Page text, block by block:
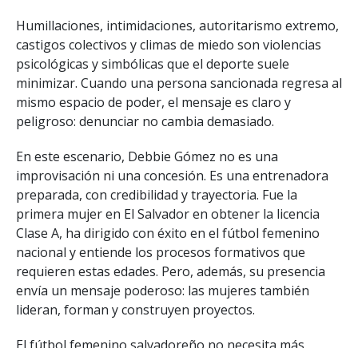
Humillaciones, intimidaciones, autoritarismo extremo,
castigos colectivos y climas de miedo son violencias
psicológicas y simbólicas que el deporte suele
minimizar. Cuando una persona sancionada regresa al
mismo espacio de poder, el mensaje es claro y
peligroso: denunciar no cambia demasiado.
En este escenario, Debbie Gómez no es una
improvisación ni una concesión. Es una entrenadora
preparada, con credibilidad y trayectoria. Fue la
primera mujer en El Salvador en obtener la licencia
Clase A, ha dirigido con éxito en el fútbol femenino
nacional y entiende los procesos formativos que
requieren estas edades. Pero, además, su presencia
envía un mensaje poderoso: las mujeres también
lideran, forman y construyen proyectos.
El fútbol femenino salvadoreño no necesita más